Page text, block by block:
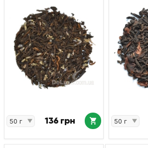
136 грн